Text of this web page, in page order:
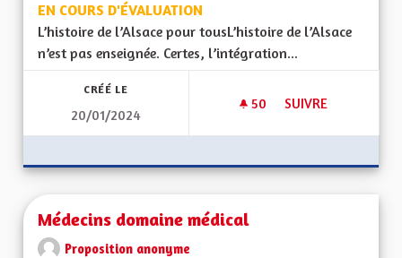
EN COURS D'ÉVALUATION
L’histoire de l’Alsace pour tousL’histoire de l’Alsace
n’est pas enseignée. Certes, l’intégration...
CRÉÉ LE
20/01/2024
50 50 ABONNÉS
SUIVRE
Médecins domaine médical
Proposition anonyme